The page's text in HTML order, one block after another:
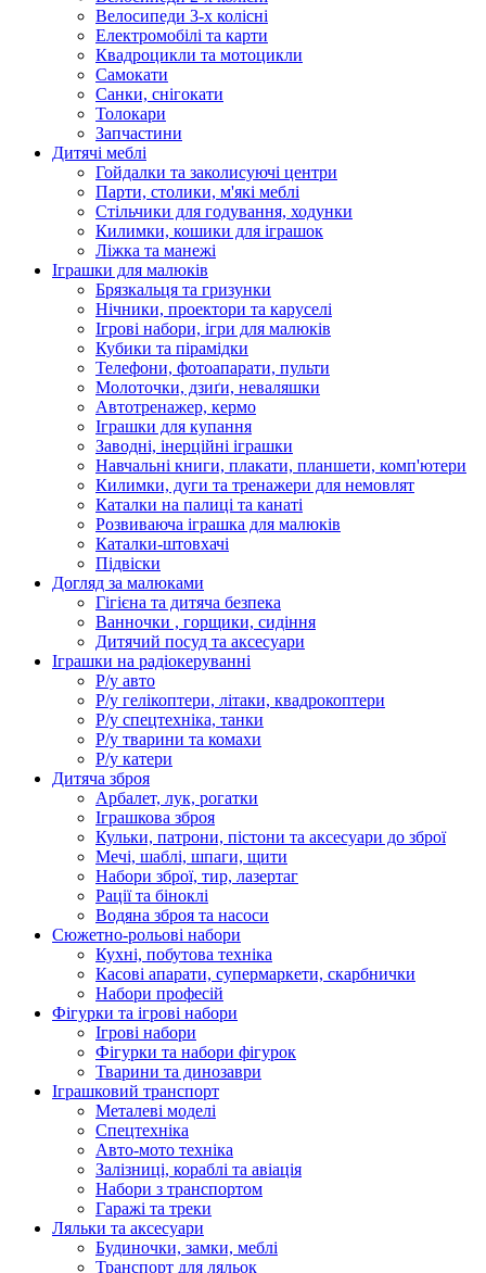
Велосипеди 3-х колісні
Електромобілі та карти
Квадроцикли та мотоцикли
Самокати
Санки, снігокати
Толокари
Запчастини
Дитячі меблі
Гойдалки та заколисуючі центри
Парти, столики, м'які меблі
Стільчики для годування, ходунки
Килимки, кошики для іграшок
Ліжка та манежі
Іграшки для малюків
Брязкальця та гризунки
Нічники, проектори та каруселі
Ігрові набори, ігри для малюків
Кубики та пірамідки
Телефони, фотоапарати, пульти
Молоточки, дзиґи, неваляшки
Автотренажер, кермо
Іграшки для купання
Заводні, інерційні іграшки
Навчальні книги, плакати, планшети, комп'ютери
Килимки, дуги та тренажери для немовлят
Каталки на палиці та канаті
Розвиваюча іграшка для малюків
Каталки-штовхачі
Підвіски
Догляд за малюками
Гігієна та дитяча безпека
Ванночки , горщики, сидіння
Дитячий посуд та аксесуари
Іграшки на радіокеруванні
Р/у авто
Р/у гелікоптери, літаки, квадрокоптери
Р/у спецтехніка, танки
Р/у тварини та комахи
Р/у катери
Дитяча зброя
Арбалет, лук, рогатки
Іграшкова зброя
Кульки, патрони, пістони та аксесуари до зброї
Мечі, шаблі, шпаги, щити
Набори зброї, тир, лазертаг
Рації та біноклі
Водяна зброя та насоси
Сюжетно-рольові набори
Кухні, побутова техніка
Касові апарати, супермаркети, скарбнички
Набори професій
Фігурки та ігрові набори
Ігрові набори
Фігурки та набори фігурок
Тварини та динозаври
Іграшковий транспорт
Металеві моделі
Спецтехніка
Авто-мото техніка
Залізниці, кораблі та авіація
Набори з транспортом
Гаражі та треки
Ляльки та аксесуари
Будиночки, замки, меблі
Транспорт для ляльок